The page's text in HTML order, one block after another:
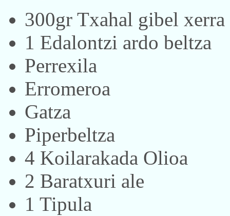
300gr Txahal gibel xerra
1 Edalontzi ardo beltza
Perrexila
Erromeroa
Gatza
Piperbeltza
4 Koilarakada Olioa
2 Baratxuri ale
1 Tipula